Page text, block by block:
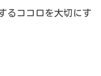
るココロを大切にす